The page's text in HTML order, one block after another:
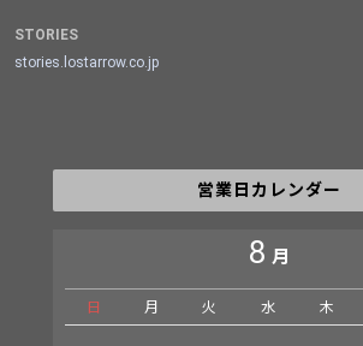
STORIES
stories.lostarrow.co.jp
営業日カレンダー
8 月
日 月 火 水 木